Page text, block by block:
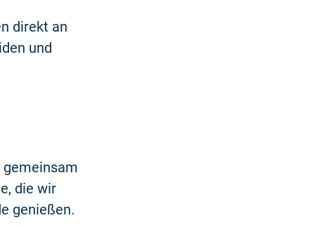
direkt an
und
die wir
genießen.